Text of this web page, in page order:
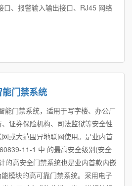
口、报警输入输出接口、RJ45 网络
门禁系统
能门禁系统，适用于写字楼、办公厂
证券保险机构、司法监狱等安全性
或大范围异地联网使用。是业内首
11-1 中 的最高安全级别(安全
的高安全门禁系统也是业内首款内嵌
模块的高可靠门禁系统。采用电子